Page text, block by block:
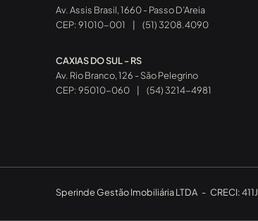
Av. Assis Brasil, 1660 - Passo D’Areia
CEP: 91010-001
| (51) 3208.4090
CAXIAS DO SUL - RS
Av. Rio Branco, 126 - São Pelegrino
CEP: 95010-060
(54) 3214-4981
Sperinde Gestão Imobiliária LTDA - CRECI: 411J